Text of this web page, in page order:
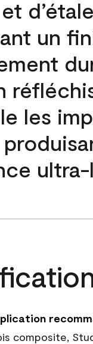
un
les
ultra-
composite,